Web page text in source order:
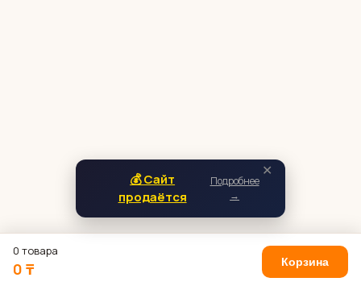
✕
💰 Сайт
продаётся
Подробнее
→
0 товара
0 ₸ Корзина